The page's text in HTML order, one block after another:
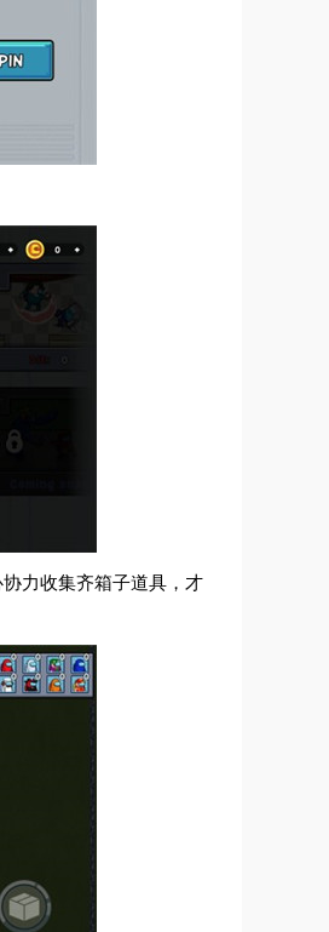
力收集齐箱子道具，才